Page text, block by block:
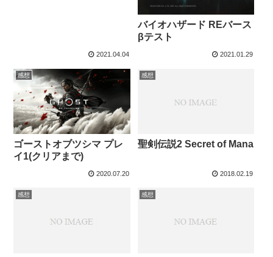
2021.04.04
バイオハザード REバース
βテスト
2021.01.29
感想
ゴーストオブツシマ プレ
イ1(クリアまで)
2020.07.20
感想
聖剣伝説2 Secret of Mana
2018.02.19
感想 感想